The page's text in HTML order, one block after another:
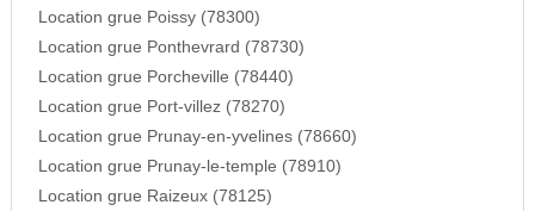
Location grue Poissy (78300)
Location grue Ponthevrard (78730)
Location grue Porcheville (78440)
Location grue Port-villez (78270)
Location grue Prunay-en-yvelines (78660)
Location grue Prunay-le-temple (78910)
Location grue Raizeux (78125)